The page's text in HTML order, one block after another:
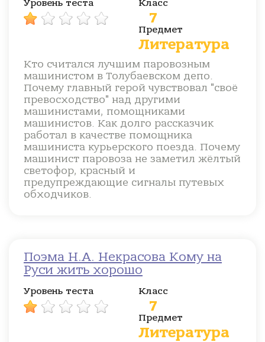
Уровень теста Класс
7
Предмет
Литература
Кто считался лучшим паровозным
машинистом в Толубаевском депо.
Почему главный герой чувствовал "своё
превосходство" над другими
машинистами, помощниками
машинистов. Как долго рассказчик
работал в качестве помощника
машиниста курьерского поезда. Почему
машинист паровоза не заметил жёлтый
светофор, красный и
предупреждающие сигналы путевых
обходчиков.
Поэма Н.А. Некрасова Кому на
Руси жить хорошо
Уровень теста Класс
7
Предмет
Литература